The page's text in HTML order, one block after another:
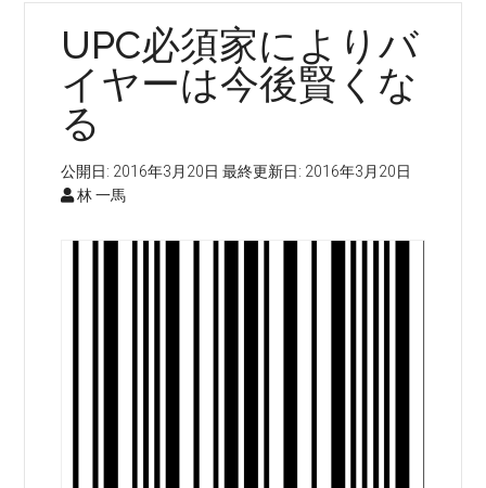
UPC必須家によりバ
イヤーは今後賢くな
る
公開日: 2016年3月20日 最終更新日: 2016年3月20日
林 一馬